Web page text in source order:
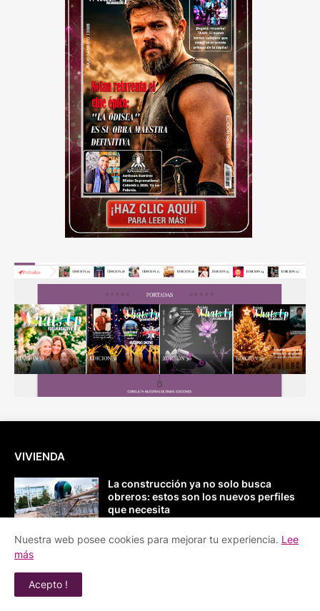
VIVIENDA
La construcción ya no solo busca
obreros: estos son los nuevos perfiles
que necesita
Nuestra web posee cookies para mejorar tu experiencia. Lee
más
Acepto !